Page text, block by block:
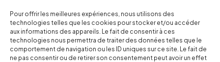
Pour offrir les meilleures expériences, nous utilisons des
technologies telles que les cookies pour stocker et/ou accéder
aux informations des appareils. Le fait de consentir à ces
technologies nous permettra de traiter des données telles que le
comportement de navigation ou les ID uniques sur ce site. Le fait de
ne pas consentir ou de retirer son consentement peut avoir un effet
NOUS SOUTENIR
NOTRE NEWSLETTER